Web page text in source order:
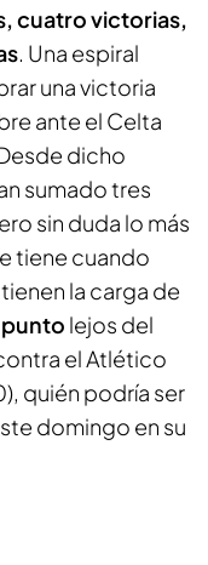
cuatro victorias,
. Una espiral
una victoria
ante el Celta
dicho
sumado tres
sin duda lo más
tiene cuando
la carga de
lejos del
el Atlético
quién podría ser
domingo en su